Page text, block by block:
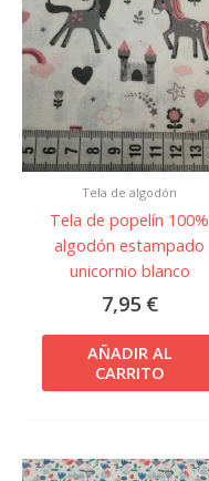
Tela de algodón
Tela de popelín 100%
algodón estampado
unicornio blanco
7,95 €
AÑADIR AL
CARRITO